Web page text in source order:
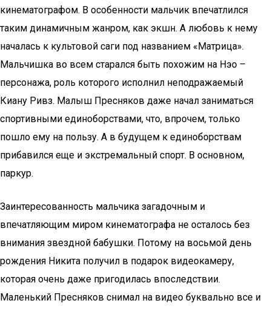
кинематографом. В особенности мальчик впечатлился
таким динамичным жанром, как экшн. А любовь к нему
началась к культовой саги под названием «Матрица».
Мальчишка во всем старался быть похожим на Нэо –
персонажа, роль которого исполнил неподражаемый
Киану Ривз. Малыш Пресняков даже начал заниматься
спортивными единоборствами, что, впрочем, только
пошло ему на пользу. А в будущем к единоборствам
прибавился еще и экстремальный спорт. В основном,
паркур.
Заинтересованность мальчика загадочным и
впечатляющим миром кинематографа не осталось без
внимания звездной бабушки. Потому на восьмой день
рождения Никита получил в подарок видеокамеру,
которая очень даже пригодилась впоследствии.
Маленький Пресняков снимал на видео буквально все и